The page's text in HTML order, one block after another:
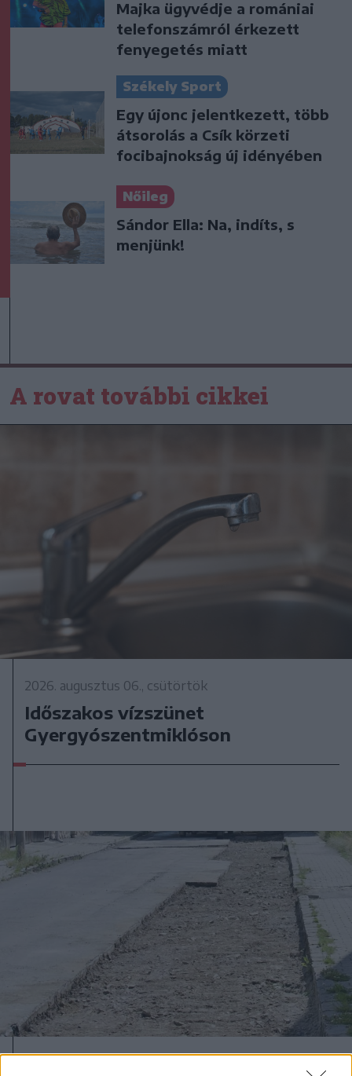
Majka ügyvédje a romániai
telefonszámról érkezett
fenyegetés miatt
Székely Sport
Egy újonc jelentkezett, több
átsorolás a Csík körzeti
focibajnokság új idényében
Nőileg
Sándor Ella: Na, indíts, s
menjünk!
A rovat további cikkei
2026. augusztus 06., csütörtök
Időszakos vízszünet
Gyergyószentmiklóson